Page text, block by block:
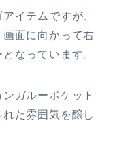
イテムですが、
面に向かって右
なっています。
ガルーポケット
た雰囲気を醸し